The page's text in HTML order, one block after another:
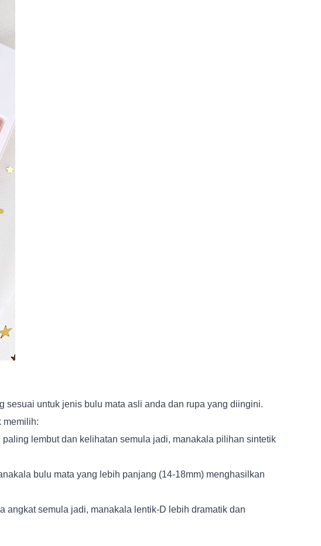
sesuai untuk jenis bulu mata asli anda dan rupa yang diingini.
memilih:
lembut dan kelihatan semula jadi, manakala pilihan sintetik
bulu mata yang lebih panjang (14-18mm) menghasilkan
angkat semula jadi, manakala lentik-D lebih dramatik dan